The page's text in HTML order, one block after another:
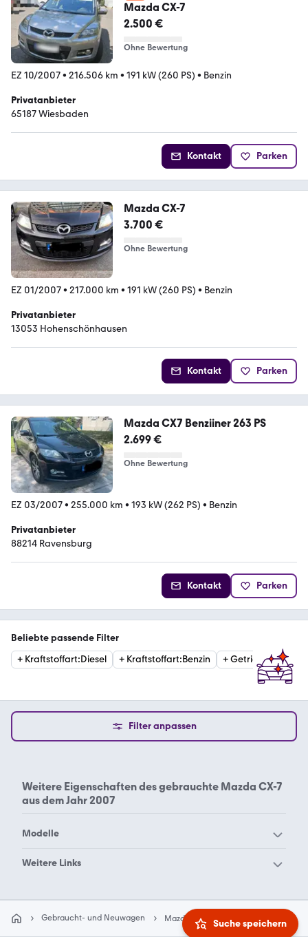
Mazda CX-7
2.500 €
Ohne Bewertung
EZ 10/2007• 216.506 km • 191 kW (260 PS) • Benzin
Privatanbieter
65187 Wiesbaden
Kontakt Parken
Mazda CX-7
3.700 €
Ohne Bewertung
EZ 01/2007• 217.000 km • 191 kW (260 PS) • Benzin
Privatanbieter
13053 Hohenschönhausen
Kontakt Parken
Mazda CX7 Benziiner 263 PS
2.699 €
Ohne Bewertung
EZ 03/2007• 255.000 km • 193 kW (262 PS) • Benzin
Privatanbieter
88214 Ravensburg
Kontakt Parken
Beliebte passende Filter
+ Kraftstoffart:Diesel + Kraftstoffart:Benzin +Getriebe:
Filter anpassen
Suche speichern
Weitere Eigenschaften desgebrauchte Mazda CX-7
aus dem Jahr 2007
Modelle
Mazda 121
Mazda 323
Mazda 5
Mazda 626
Weitere Links
Limousine
Mazda B Series Pickup
Gebraucht- und Neuwagen Mazda Mazda CX-7